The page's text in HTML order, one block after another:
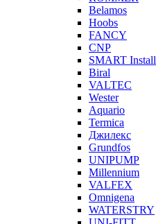
Belamos
Hoobs
FANCY
CNP
SMART Install
Biral
VALTEC
Wester
Aquario
Termica
Джилекс
Grundfos
UNIPUMP
Millennium
VALFEX
Omnigena
WATERSTRY